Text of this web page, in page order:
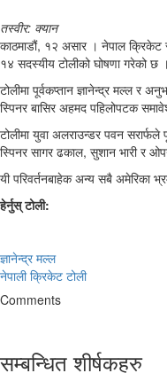
तस्वीर: क्यान
काठमाडौं, १२ असार । नेपाल क्रिकेट
१४ सदस्यीय टोलीको घोषणा गरेको छ ।
टोलीमा पूर्वकप्तान ज्ञानेन्द्र मल्ल र
स्पिनर बासिर अहमद पहिलोपटक
टोलीमा युवा अलराउन्डर पवन
स्पिनर सागर ढकाल, सुशान भारी र
यी परिवर्तनबाहेक अन्य सबै अमेरिका
हेर्नुस् टोली:
ज्ञानेन्द्र मल्ल
नेपाली क्रिकेट टोली
Comments
सम्बन्धित शीर्षकहरु